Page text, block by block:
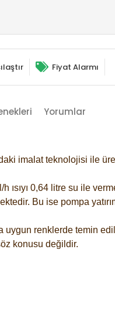
Fiyat Alarmı
Yorumlar
imalat teknolojisi ile
ısıyı 0,64 litre su ile
Bu ise pompa
uygun renklerde temin
konusu değildir.